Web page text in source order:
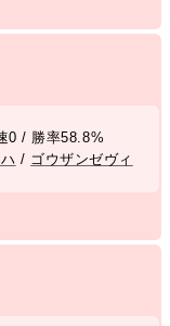
0 / 勝率58.8%
/ ゴウザンゼヴィ